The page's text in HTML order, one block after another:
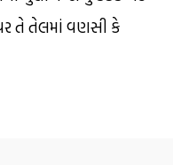
તે તેલમાં વણસી કે